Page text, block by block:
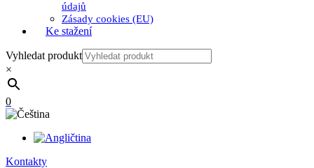
údajů
Zásady cookies (EU)
Ke stažení
Vyhledat produkt
×
0
Kontakty